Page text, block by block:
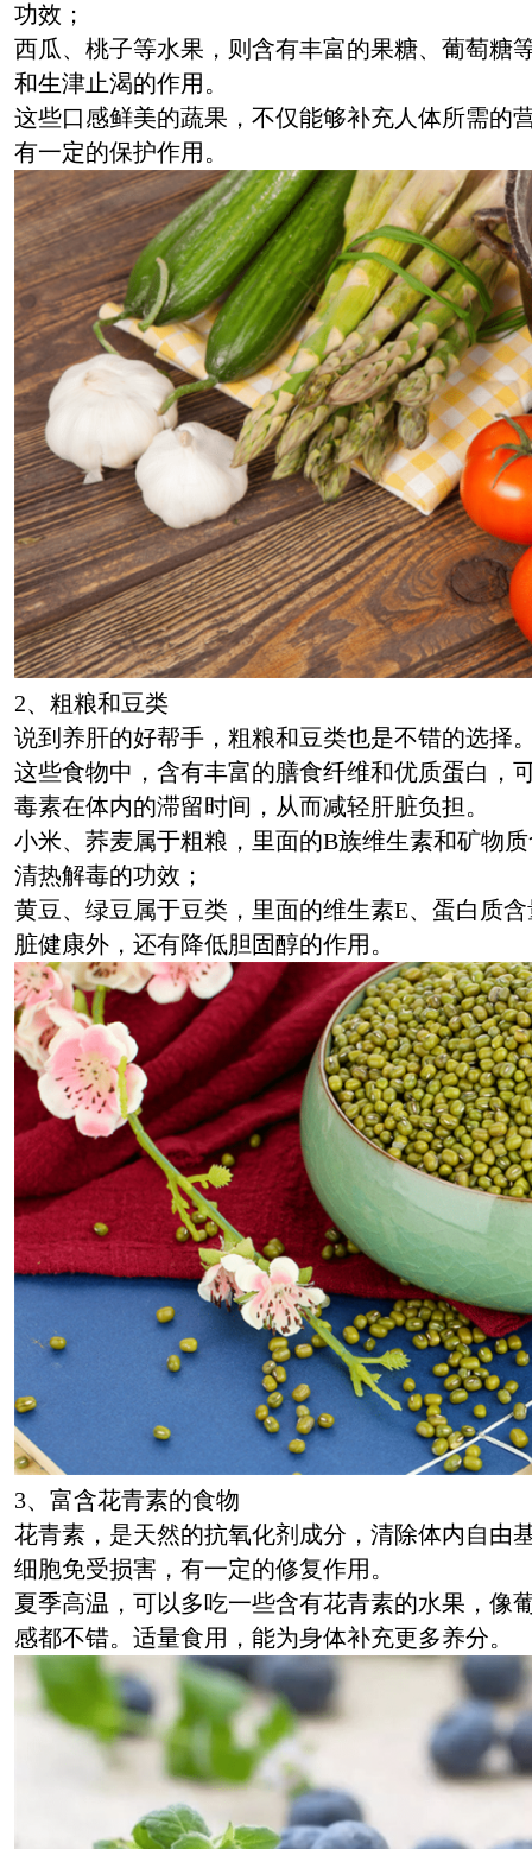
功效；
西瓜、桃子等水果，则含有丰富的果糖、葡萄糖
和生津止渴的作用。
这些口感鲜美的蔬果，不仅能够补充人体所需的
有一定的保护作用。
2、粗粮和豆类
说到养肝的好帮手，粗粮和豆类也是不错的选择
这些食物中，含有丰富的膳食纤维和优质蛋白，
毒素在体内的滞留时间，从而减轻肝脏负担。
小米、荞麦属于粗粮，里面的B族维生素和矿物
清热解毒的功效；
黄豆、绿豆属于豆类，里面的维生素E、蛋白质
脏健康外，还有降低胆固醇的作用。
3、富含花青素的食物
花青素，是天然的抗氧化剂成分，清除体内自由
细胞免受损害，有一定的修复作用。
夏季高温，可以多吃一些含有花青素的水果，像
感都不错。适量食用，能为身体补充更多养分。